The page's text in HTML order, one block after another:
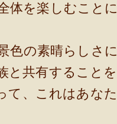
体を楽しむことに
色の素晴らしさに
と共有することを
て、これはあなた